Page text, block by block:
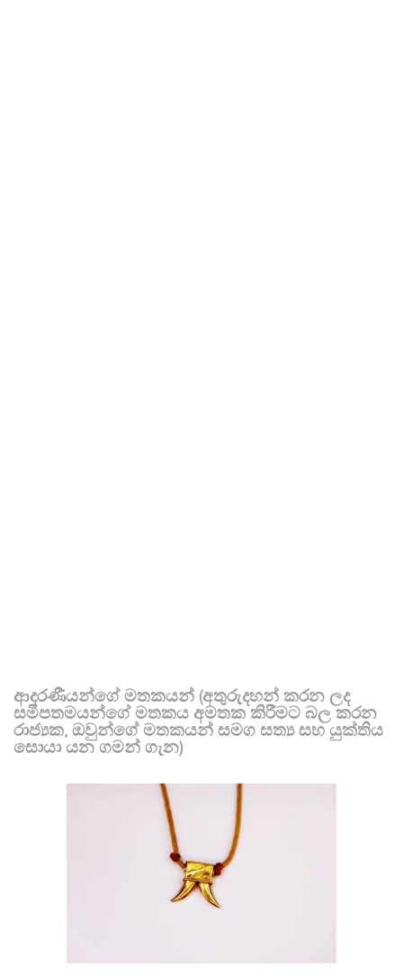
ආදරණීයන්ගේ මතකයන් (අතුරුදහන් කරන ලද
සමීපතමයන්ගේ මතකය අමතක කිරීමට බල කරන
රාජ්‍යක, ඔවුන්ගේ මතකයන් සමග සත්‍ය සහ යුක්තිය
සොයා යන ගමන් ගැන)